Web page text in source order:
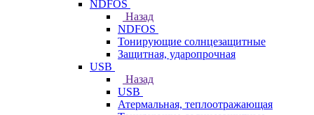
NDFOS
Назад
NDFOS
Тонирующие солнцезащитные
Защитная, ударопрочная
USB
Назад
USB
Атермальная, теплоотражающая